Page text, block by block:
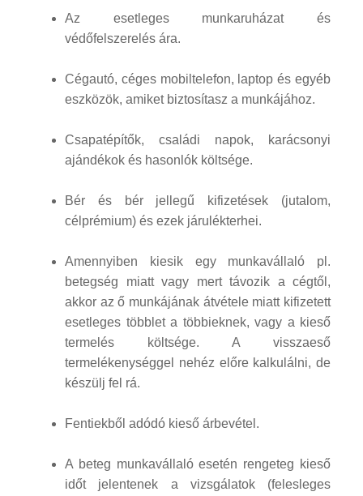
Az esetleges munkaruházat és
védőfelszerelés ára.
Cégautó, céges mobiltelefon, laptop és egyéb
eszközök, amiket biztosítasz a munkájához.
Csapatépítők, családi napok, karácsonyi
ajándékok és hasonlók költsége.
Bér és bér jellegű kifizetések (jutalom,
célprémium) és ezek járulékterhei.
Amennyiben kiesik egy munkavállaló pl.
betegség miatt vagy mert távozik a cégtől,
akkor az ő munkájának átvétele miatt kifizetett
esetleges többlet a többieknek, vagy a kieső
termelés költsége. A visszaeső
termelékenységgel nehéz előre kalkulálni, de
készülj fel rá.
Fentiekből adódó kieső árbevétel.
A beteg munkavállaló esetén rengeteg kieső
időt jelentenek a vizsgálatok (felesleges